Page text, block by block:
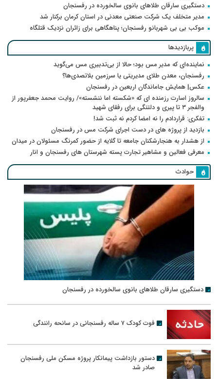
دستگیری سارقان طلاهای بانوی سالخورده در رفسنجان
مدیر متخلف یک شرکت صنعتی معدنی در استان کرمان برکنار شد
موکب بی بی شهربانو رفسنجان؛ پناهگاهی برای زائران نزدیک قتلگاه
پربازدیدها
نماینده‌ای که مدیر مس بود؛ حالا از بی‌تدبیری مس می‌گوید
رفسنجان، معدن طلای مدیریتی یا سرزمین بلاتصدی‌ها؟
عکس| همایش جاماندگان اربعین در رفسنجان
سالروز اسارت رزمنده ای که «شکسته اما ننشسته»/ روایت محمد جعفرپور از
والفجر ۳ تا پیری و دلتنگی برای رفقای شهید
تفکری: قراردادم را نه امضا کردم نه ثبت شد!
بازدید از پروژه های در دست اجرای شرکت مس در رفسنجان
از هشدار به هنجارشکنان جامعه تا گلایه از حضور کمرنگ مسئولان در میدان
معرفی فعالین و مشاهیر تجارت پسته شهرستان های رفسنجان و انار
حوادث
دستگیری سارقان طلاهای بانوی سالخورده در رفسنجان
فوت کودک ۷ ساله رفسنجانی در سانحه رانندگی
دستور بازداشت پیمانکار پروژه مسکن ملی رفسنجان
صادر شد